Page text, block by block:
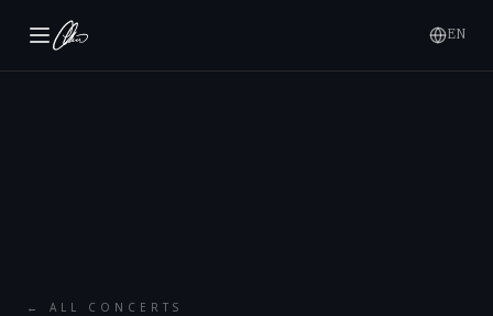
EN
← ALL CONCERTS